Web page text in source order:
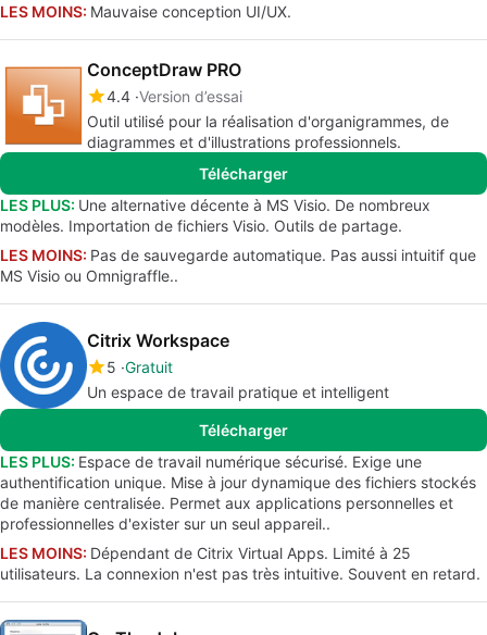
LES MOINS: Mauvaise conception UI/UX.
ConceptDraw PRO
4.4 Version d’essai
Outil utilisé pour la réalisation d'organigrammes, de
diagrammes et d'illustrations professionnels.
Télécharger
LES PLUS: Une alternative décente à MS Visio. De nombreux
modèles. Importation de fichiers Visio. Outils de partage.
LES MOINS: Pas de sauvegarde automatique. Pas aussi intuitif que
MS Visio ou Omnigraffle..
Citrix Workspace
5 Gratuit
Un espace de travail pratique et intelligent
Télécharger
LES PLUS: Espace de travail numérique sécurisé. Exige une
authentification unique. Mise à jour dynamique des fichiers stockés
de manière centralisée. Permet aux applications personnelles et
professionnelles d'exister sur un seul appareil..
LES MOINS: Dépendant de Citrix Virtual Apps. Limité à 25
utilisateurs. La connexion n'est pas très intuitive. Souvent en retard.